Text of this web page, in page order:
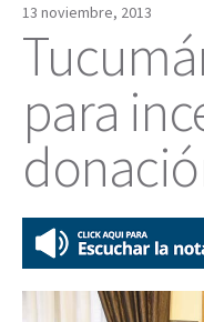
13 noviembre, 2013
para